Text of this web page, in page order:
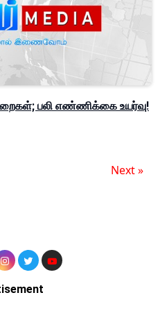
பலி எண்ணிக்கை உயர்வு!
Next »